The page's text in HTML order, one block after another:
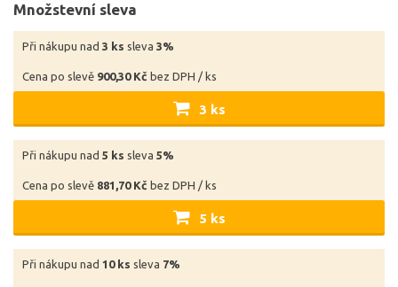
Množstevní sleva
Při nákupu nad 3 ks sleva 3%
Cena po slevě 900,30 Kč bez DPH / ks
3 ks
Při nákupu nad 5 ks sleva 5%
Cena po slevě 881,70 Kč bez DPH / ks
5 ks
Při nákupu nad 10 ks sleva 7%